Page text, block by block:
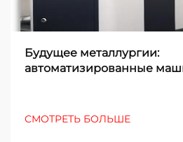
Будущее металлургии:
автоматизированные
СМОТРЕТЬ БОЛЬШЕ